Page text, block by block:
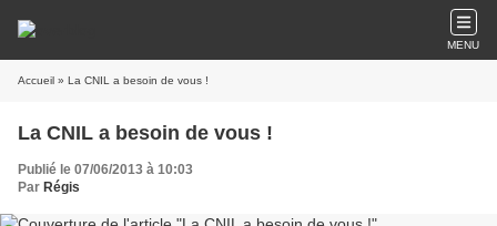
MENU
Accueil » La CNIL a besoin de vous !
La CNIL a besoin de vous !
Publié le 07/06/2013 à 10:03
Par Régis